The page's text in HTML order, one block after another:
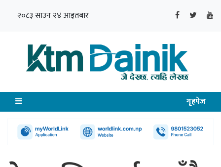
२०८३ साउन २४ आइतबार
गृहपेज